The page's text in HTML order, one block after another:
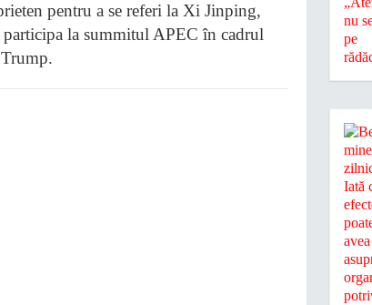
pentru a se referi la Xi Jinping,
la summitul APEC în cadrul